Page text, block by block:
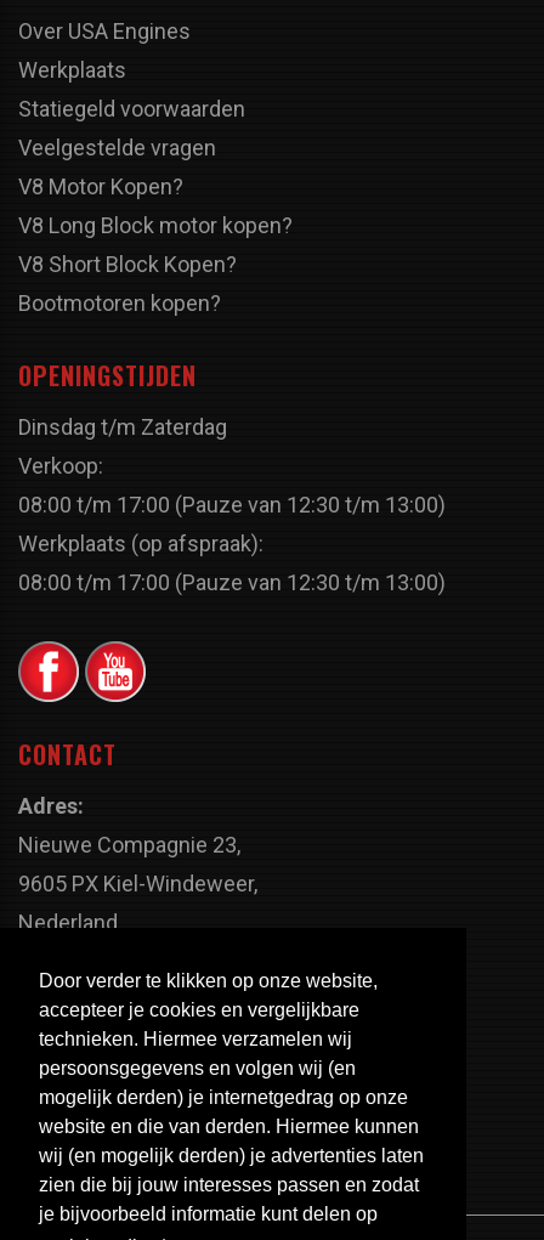
Door verder te klikken op onze website,
accepteer je cookies en vergelijkbare
technieken. Hiermee verzamelen wij
persoonsgegevens en volgen wij (en
mogelijk derden) je internetgedrag op onze
website en die van derden. Hiermee kunnen
wij (en mogelijk derden) je advertenties laten
zien die bij jouw interesses passen en zodat
je bijvoorbeeld informatie kunt delen op
Over USA Engines
Werkplaats
Statiegeld voorwaarden
Veelgestelde vragen
V8 Motor Kopen?
V8 Long Block motor kopen?
V8 Short Block Kopen?
Bootmotoren kopen?
OPENINGSTIJDEN
Dinsdag t/m Zaterdag
Verkoop:
08:00 t/m 17:00 (Pauze van 12:30 t/m 13:00)
Werkplaats (op afspraak):
08:00 t/m 17:00 (Pauze van 12:30 t/m 13:00)
CONTACT
Adres:
Nieuwe Compagnie 23,
9605 PX Kiel-Windeweer,
Nederland
+31 598 - 320 402
Telefoonnummer:
+31 598 - 350 330
Email:
info@usa-engines.com